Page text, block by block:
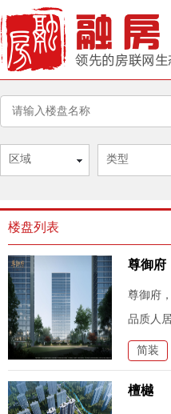
区域 类型
楼盘列表
尊御府
尊御府
品质人
简装
檀樾